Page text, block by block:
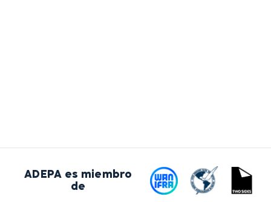
ADEPA es miembro
de